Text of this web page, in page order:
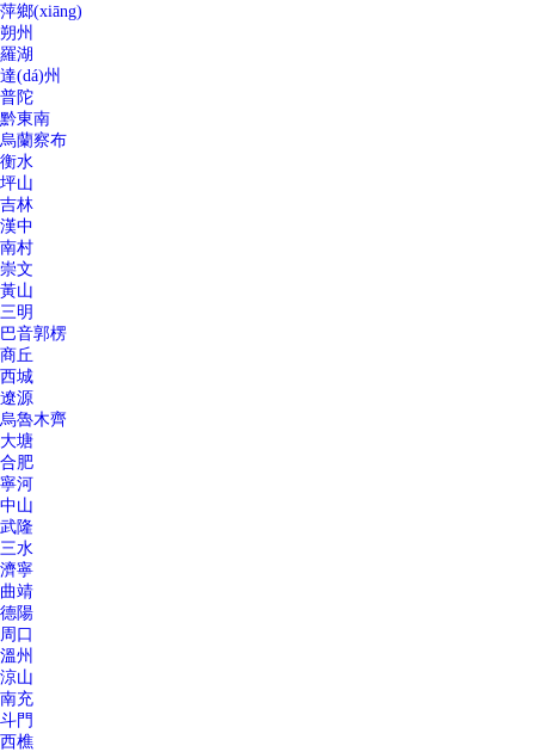
萍鄉(xiāng)
朔州
羅湖
達(dá)州
普陀
黔東南
烏蘭察布
衡水
坪山
吉林
漢中
南村
崇文
黃山
三明
巴音郭楞
商丘
西城
遼源
烏魯木齊
大塘
合肥
寧河
中山
武隆
三水
濟寧
曲靖
德陽
周口
溫州
涼山
南充
斗門
西樵